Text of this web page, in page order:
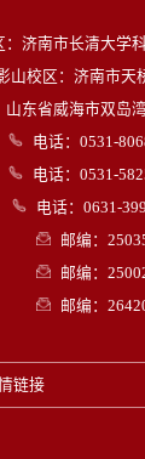
：济南市长清大学
山校区：济南市天
山东省威海市双岛
电话：0531-
电话：0531-
电话：0631-
邮编：
邮编：
邮编：
链接